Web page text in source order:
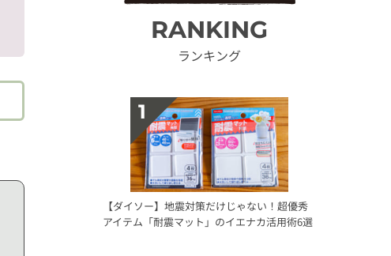
RANKING
ランキング
【ダイソー】地震対策だけじゃない！超優秀
アイテム「耐震マット」のイエナカ活用術6選